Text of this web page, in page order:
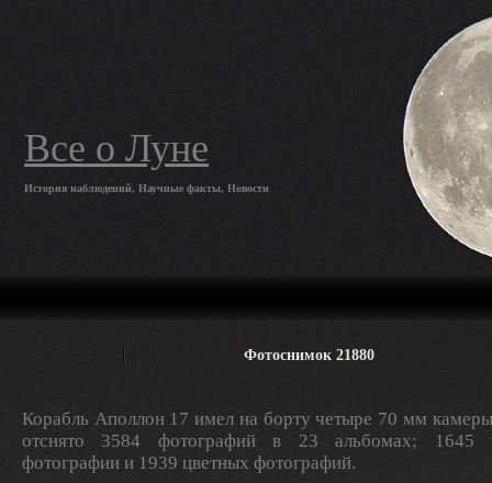
Все о Луне
История наблюдений, Научные факты, Новости
Фотоснимок 21880
Корабль Аполлон 17 имел на борту четыре 70 мм
отснято 3584 фотографий в 23 альбомах; 1645
фотографии и 1939 цветных фотографий.